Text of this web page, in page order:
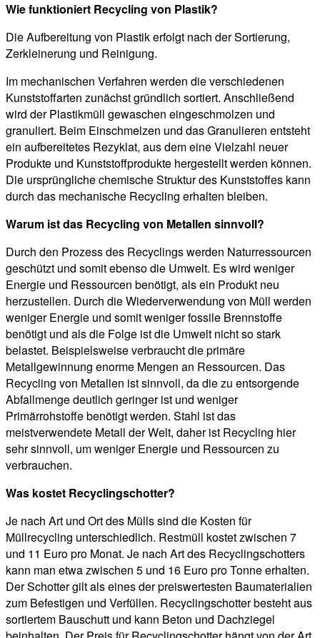
Wie funktioniert Recycling von Plastik?
Die Aufbereitung von Plastik erfolgt nach der Sortierung,
Zerkleinerung und Reinigung.
Im mechanischen Verfahren werden die verschiedenen
Kunststoffarten zunächst gründlich sortiert. Anschließend
wird der Plastikmüll gewaschen eingeschmolzen und
granuliert. Beim Einschmelzen und das Granulieren entsteht
ein aufbereitetes Rezyklat, aus dem eine Vielzahl neuer
Produkte und Kunststoffprodukte hergestellt werden können.
Die ursprüngliche chemische Struktur des Kunststoffes kann
durch das mechanische Recycling erhalten bleiben.
Warum ist das Recycling von Metallen sinnvoll?
Durch den Prozess des Recyclings werden Naturressourcen
geschützt und somit ebenso die Umwelt. Es wird weniger
Energie und Ressourcen benötigt, als ein Produkt neu
herzustellen. Durch die Wiederverwendung von Müll werden
weniger Energie und somit weniger fossile Brennstoffe
benötigt und als die Folge ist die Umwelt nicht so stark
belastet. Beispielsweise verbraucht die primäre
Metallgewinnung enorme Mengen an Ressourcen. Das
Recycling von Metallen ist sinnvoll, da die zu entsorgende
Abfallmenge deutlich geringer ist und weniger
Primärrohstoffe benötigt werden. Stahl ist das
meistverwendete Metall der Welt, daher ist Recycling hier
sehr sinnvoll, um weniger Energie und Ressourcen zu
verbrauchen.
Was kostet Recyclingschotter?
Je nach Art und Ort des Mülls sind die Kosten für
Müllrecycling unterschiedlich. Restmüll kostet zwischen 7
und 11 Euro pro Monat. Je nach Art des Recyclingschotters
kann man etwa zwischen 5 und 16 Euro pro Tonne erhalten.
Der Schotter gilt als eines der preiswertesten Baumaterialien
zum Befestigen und Verfüllen. Recyclingschotter besteht aus
sortiertem Bauschutt und kann Beton und Dachziegel